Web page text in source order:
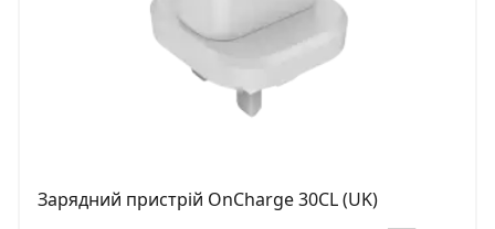
Зарядний пристрій OnCharge 30CL (UK)